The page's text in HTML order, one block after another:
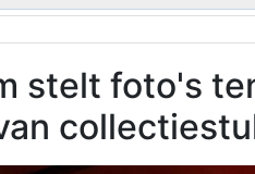
stelt foto's